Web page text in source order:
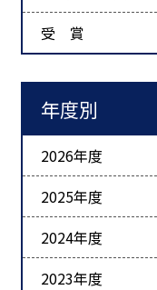
受 賞
年度別
2026年度
2025年度
2024年度
2023年度